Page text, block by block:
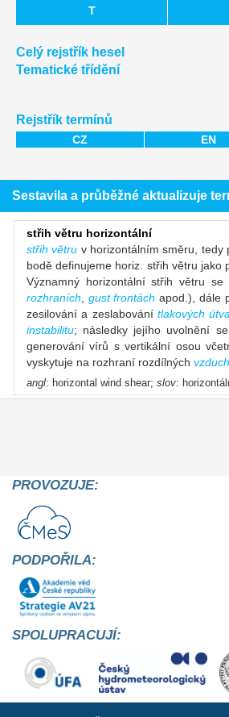
T
Celý rejstřík hesel
Tematické třídění
Rejstřík termínů
CZ EN
Sestavila a průběžné aktualizuje
střih větru horizontální
střih větru v horizontálním směru,
bodě definujeme horiz. střih větru
Významný horizontální střih větru
rozhraních
gust frontách apod.), dále
zesilování a zeslabování tlakových
instabilitu; následky jejího uvolnění
generování vírů s vertikální osou
vyskytuje na rozhraní rozdílných
angl: horizontal wind shear; slov:
PROVOZUJE:
PODPOŘILA:
SPOLUPRACUJÍ: